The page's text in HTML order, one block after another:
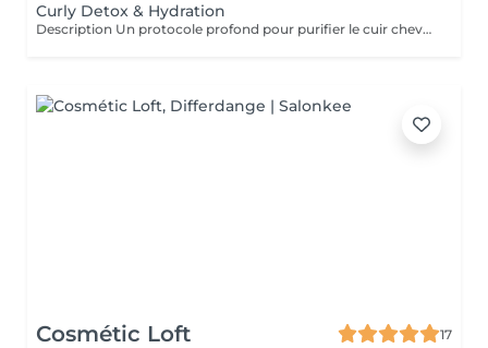
Curly Detox & Hydration
Description Un protocole profond pour purifier le cuir chevelu et réhydrater les cheveux bouclés. Le service comprend : Diagnostic capillaire Shampooing detox purifiant Soin réparateur profond Massage cuir chevelu Définition des boucles Résultat : cheveux plus légers, boucles revitalisées et brillance naturelle.
Cosmétic Loft
17